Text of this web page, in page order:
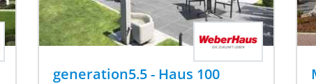
Musterhaus Wuppertal